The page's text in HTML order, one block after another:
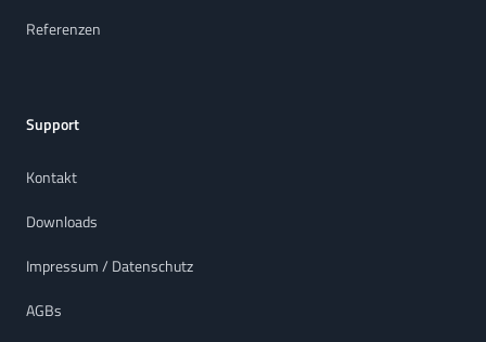
Referenzen
Support
Kontakt
Downloads
Impressum / Datenschutz
AGBs